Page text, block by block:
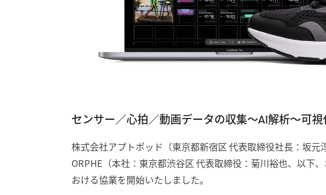
センサー／心拍／動画データの収集〜AI解析〜可
株式会社アプトポッド（東京都新宿区 代表取締役社長：坂
ORPHE（本社：東京都渋谷区 代表取締役：菊川裕也、以下
おける協業を開始いたしました。